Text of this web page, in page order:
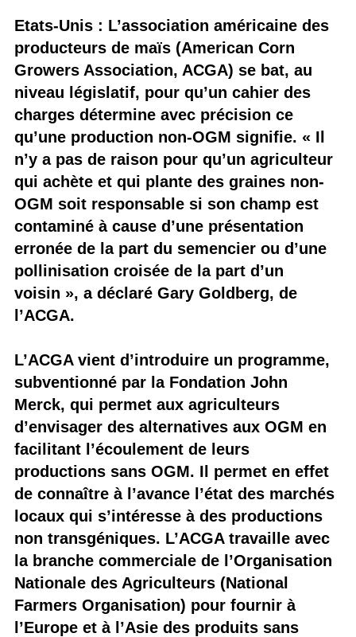
Etats-Unis : L’association américaine des
producteurs de maïs (American Corn
Growers Association, ACGA) se bat, au
niveau législatif, pour qu’un cahier des
charges détermine avec précision ce
qu’une production non-OGM signifie. « Il
n’y a pas de raison pour qu’un agriculteur
qui achète et qui plante des graines non-
OGM soit responsable si son champ est
contaminé à cause d’une présentation
erronée de la part du semencier ou d’une
pollinisation croisée de la part d’un
voisin », a déclaré Gary Goldberg, de
l’ACGA.
L’ACGA vient d’introduire un programme,
subventionné par la Fondation John
Merck, qui permet aux agriculteurs
d’envisager des alternatives aux OGM en
facilitant l’écoulement de leurs
productions sans OGM. Il permet en effet
de connaître à l’avance l’état des marchés
locaux qui s’intéresse à des productions
non transgéniques. L’ACGA travaille avec
la branche commerciale de l’Organisation
Nationale des Agriculteurs (National
Farmers Organisation) pour fournir à
l’Europe et à l’Asie des produits sans